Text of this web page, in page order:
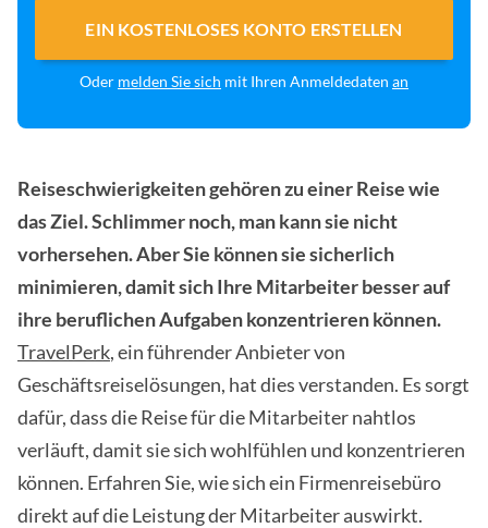
EIN KOSTENLOSES KONTO ERSTELLEN
Oder melden Sie sich mit Ihren Anmeldedaten an
Reiseschwierigkeiten gehören zu einer Reise wie
das Ziel. Schlimmer noch, man kann sie nicht
vorhersehen. Aber Sie können sie sicherlich
minimieren, damit sich Ihre Mitarbeiter besser auf
ihre beruflichen Aufgaben konzentrieren können.
TravelPerk, ein führender Anbieter von
Geschäftsreiselösungen, hat dies verstanden. Es sorgt
dafür, dass die Reise für die Mitarbeiter nahtlos
verläuft, damit sie sich wohlfühlen und konzentrieren
können. Erfahren Sie, wie sich ein Firmenreisebüro
direkt auf die Leistung der Mitarbeiter auswirkt.